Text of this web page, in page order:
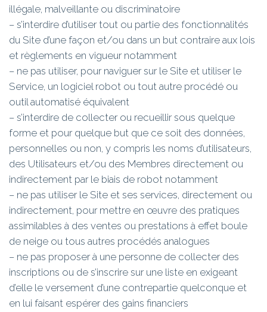
illégale, malveillante ou discriminatoire
– s’interdire d’utiliser tout ou partie des fonctionnalités
du Site d’une façon et/ou dans un but contraire aux lois
et règlements en vigueur notamment
– ne pas utiliser, pour naviguer sur le Site et utiliser le
Service, un logiciel robot ou tout autre procédé ou
outil automatisé équivalent
– s’interdire de collecter ou recueillir sous quelque
forme et pour quelque but que ce soit des données,
personnelles ou non, y compris les noms d’utilisateurs,
des Utilisateurs et/ou des Membres directement ou
indirectement par le biais de robot notamment
– ne pas utiliser le Site et ses services, directement ou
indirectement, pour mettre en œuvre des pratiques
assimilables à des ventes ou prestations à effet boule
de neige ou tous autres procédés analogues
– ne pas proposer à une personne de collecter des
inscriptions ou de s’inscrire sur une liste en exigeant
d’elle le versement d’une contrepartie quelconque et
en lui faisant espérer des gains financiers